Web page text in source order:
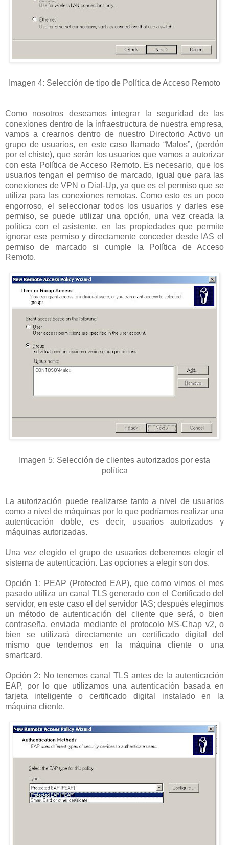
Imagen 4: Selección de tipo de Política de Acceso Remoto
Como nosotros deseamos integrar la seguridad de las
conexiones dentro de la infraestructura de nuestra empresa,
vamos a crearnos dentro de nuestro Directorio Activo un
grupo de usuarios, en este caso llamado “Malos”, (perdón
por el chiste), que serán los usuarios que vamos a autorizar
con esta Política de Acceso Remoto. Es necesario, que los
usuarios tengan el permiso de marcado, igual que para las
conexiones de VPN o Dial-Up, ya que es el permiso que se
utiliza para las conexiones remotas. Como esto es un poco
engorroso, el seleccionar todos los usuarios y darles ese
permiso, se puede utilizar una opción, una vez creada la
política con el asistente, en las propiedades que permite
ignorar ese permiso y directamente conceder desde IAS el
permiso de marcado si cumple la Política de Acceso
Remoto.
Imagen 5: Selección de clientes autorizados por esta
política
La autorización puede realizarse tanto a nivel de usuarios
como a nivel de máquinas por lo que podríamos realizar una
autenticación doble, es decir, usuarios autorizados y
máquinas autorizadas.
Una vez elegido el grupo de usuarios deberemos elegir el
sistema de autenticación. Las opciones a elegir son dos.
Opción 1: PEAP (Protected EAP), que como vimos el mes
pasado utiliza un canal TLS generado con el Certificado del
servidor, en este caso el del servidor IAS; después elegimos
un método de autenticación del cliente que será, o bien
contraseña, enviada mediante el protocolo MS-Chap v2, o
bien se utilizará directamente un certificado digital del
mismo que tendemos en la máquina cliente o una
smartcard.
Opción 2: No tenemos canal TLS antes de la autenticación
EAP, por lo que utilizamos una autenticación basada en
tarjeta inteligente o certificado digital instalado en la
máquina cliente.